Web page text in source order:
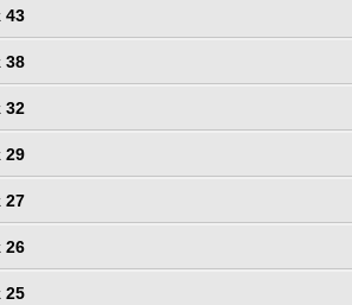
43
38
32
29
27
26
25